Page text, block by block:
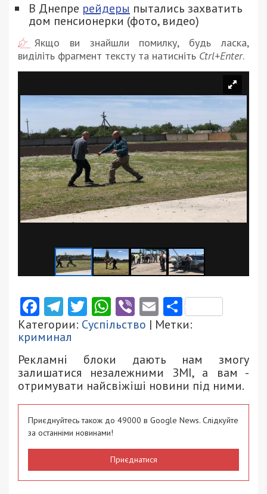
В Днепре рейдеры пытались захватить
дом пенсионерки (фото, видео)
Якщо ви знайшли помилку, будь ласка,
виділіть фрагмент тексту та натисніть Ctrl+Enter.
Facebook
Telegram
Twitter
WhatsApp
ViberEmail
Категории: Суспільство | Метки:
криминал
Рекламні блоки дають нам змогу
залишатися незалежними ЗМІ, а вам -
отримувати найсвіжіші новини під ними.
Приєднуйтесь також до 49000 в Google News. Слідкуйте
за останніми новинами!
Приєднатися